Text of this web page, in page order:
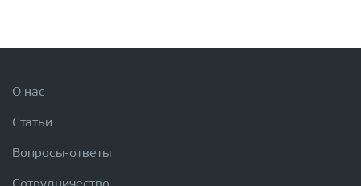
О нас
Статьи
Вопросы-ответы